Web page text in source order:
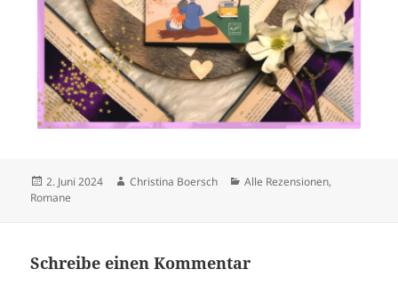
Veröffentlicht
am
2. Juni 2024 Autor
Christina Boersch Kategorien
Alle Rezensionen,
Romane
Schreibe einen Kommentar